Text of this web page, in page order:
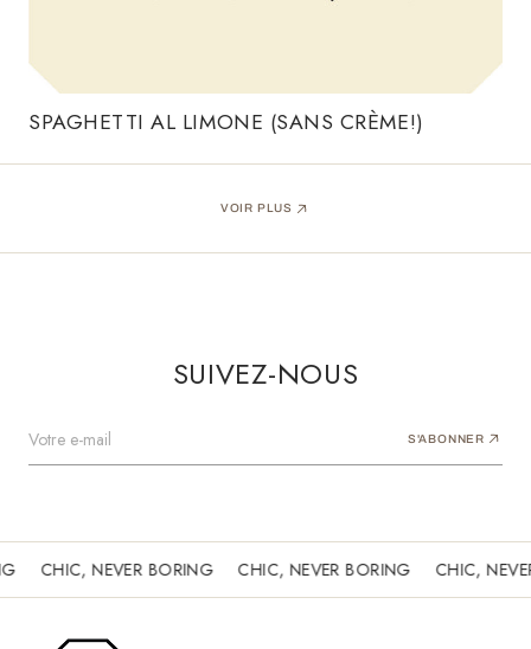
SPAGHETTI AL LIMONE (SANS CRÈME!)
VOIR PLUS
SUIVEZ-NOUS
Votre e-mail S'ABONNER
CHIC, NEVER BORING CHIC, NEVER BORING CHIC, NEVER